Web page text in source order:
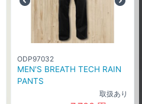
ODP97032
MEN'S BREATH TECH RAIN
PANTS
取扱あり